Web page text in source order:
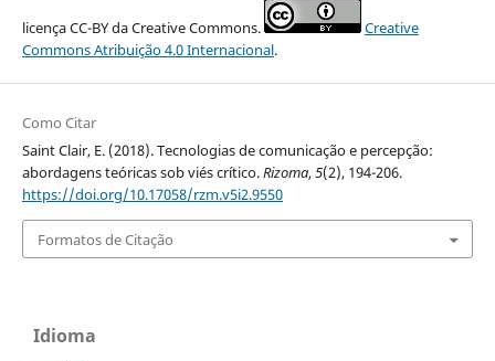
licença CC-BY da Creative Commons.
Creative
Commons Atribuição 4.0 Internacional.
Como Citar
Saint Clair, E. (2018). Tecnologias de comunicação e percepção:
abordagens teóricas sob viés crítico.Rizoma,5(2), 194-206.
https://doi.org/10.17058/rzm.v5i2.9550
Formatos de Citação
Idioma